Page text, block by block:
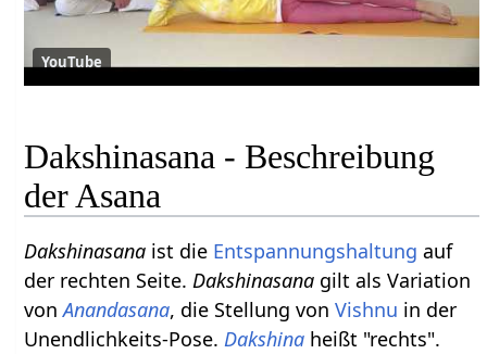
YouTube
Dakshinasana - Beschreibung
der Asana
Dakshinasana ist die Entspannungshaltung auf
der rechten Seite.Dakshinasana gilt als Variation
vonAnandasana, die Stellung vonVishnu in der
Unendlichkeits-Pose.Dakshina heißt "rechts".